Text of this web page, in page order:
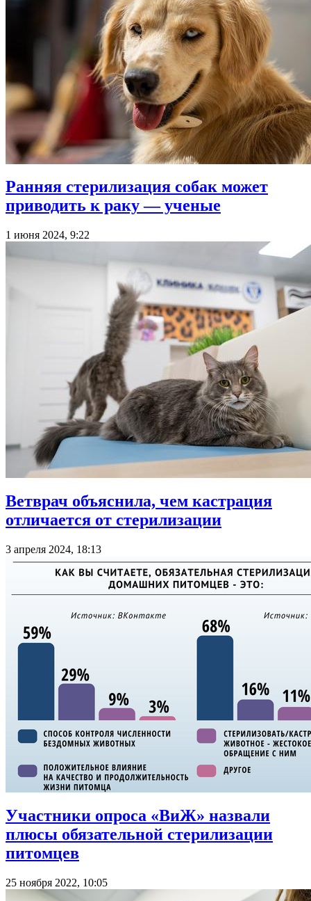
Ранняя стерилизация собак может
приводить к раку — ученые
1 июня 2024, 9:22
Ветврач объяснила, чем кастрация
отличается от стерилизации
3 апреля 2024, 18:13
Участники опроса «ВиЖ» назвали
плюсы обязательной стерилизации
питомцев
25 ноября 2022, 10:05